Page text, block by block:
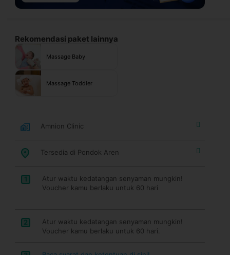
Rekomendasi paket lainnya
Massage Baby
Massage Toddler
Amnion Clinic
Tersedia di Pondok Aren
1
Atur waktu kedatangan senyaman mungkin!
Voucher kamu berlaku untuk 60 hari
2
Atur waktu kedatangan senyaman mungkin!
Voucher kamu berlaku untuk 60 hari.